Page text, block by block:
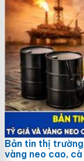
Bản tin thị
vàng neo cao,